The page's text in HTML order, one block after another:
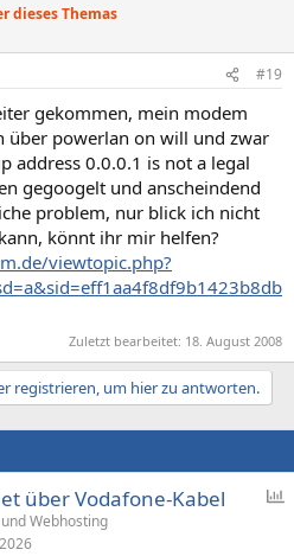
dieses Themas
#19
gekommen, mein modem
über powerlan on will und zwar
address 0.0.0.1 is not a legal
gegoogelt und anscheindend
problem, nur blick ich nicht
könnt ihr mir helfen?
viewtopic.php?
Zuletzt bearbeitet: 18. August 2008
registrieren, um hier zu antworten.
über Vodafone-Kabel
Webhosting